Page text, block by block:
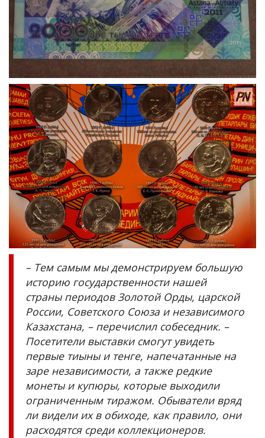
– Тем самым мы демонстрируем большую
историю государственности нашей
страны периодов Золотой Орды, царской
России, Советского Союза и независимого
Казахстана, – перечислил собеседник. –
Посетители выставки смогут увидеть
первые тиыны и тенге, напечатанные на
заре независимости, а также редкие
монеты и купюры, которые выходили
ограниченным тиражом. Обыватели вряд
ли видели их в обиходе, как правило, они
расходятся среди коллекционеров.